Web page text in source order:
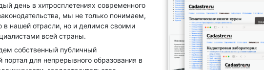
день в хитросплетениях современного
мы не только понимаем,
в нашей отрасли, но и делимся своими
всей страны.
собственный публичный
портал для непрерывного образования в